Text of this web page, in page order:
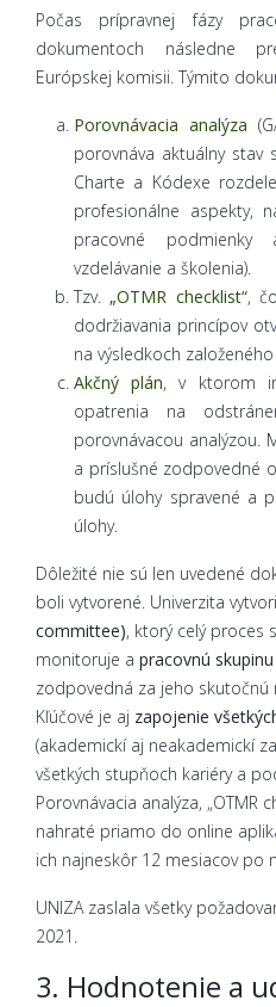
Počas prípravnej fázy
dokumentoch následne
Európskej komisii. Týmito
Porovnávacia analýza
porovnáva aktuálny stav
Charte a Kódexe
profesionálne aspekty,
pracovné podmienky
vzdelávanie a školenia).
Tzv. „OTMR checklist“,
dodržiavania princípov
na výsledkoch
Akčný plán, v ktorom
opatrenia na
porovnávacou analýzou.
a príslušné zodpovedné
budú úlohy spravené a
úlohy.
Dôležité nie sú len uvedené
boli vytvorené. Univerzita
committee), ktorý celý proces
monitoruje a pracovnú
zodpovedná za jeho skutočnú
Kľúčové je aj zapojenie
(akademickí aj neakademickí
všetkých stupňoch kariéry a
Porovnávacia analýza, „OTMR
nahraté priamo do online
ich najneskôr 12 mesiacov po
UNIZA zaslala všetky
2021.
3. Hodnotenie a